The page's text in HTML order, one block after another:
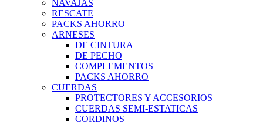
NAVAJAS
RESCATE
PACKS AHORRO
ARNESES
DE CINTURA
DE PECHO
COMPLEMENTOS
PACKS AHORRO
CUERDAS
PROTECTORES Y ACCESORIOS
CUERDAS SEMI-ESTATICAS
CORDINOS